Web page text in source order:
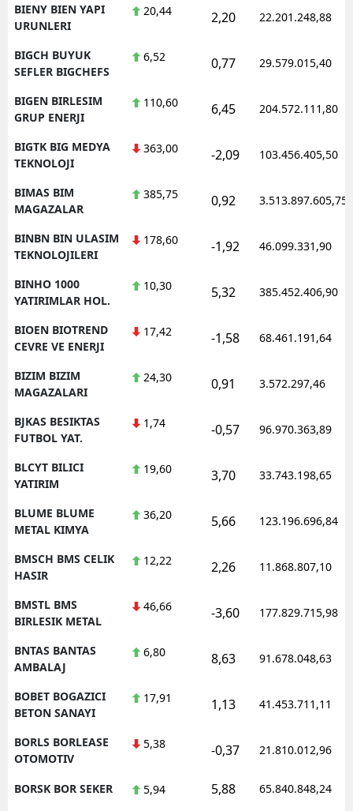
BIENY BIEN YAPI
URUNLERI
20,44 2,20 22.201.248,88
BIGCH BUYUK
SEFLER BIGCHEFS
6,52 0,77 29.579.015,40
BIGEN BIRLESIM
GRUP ENERJI
110,60 6,45 204.572.111,80
BIGTK BIG MEDYA
TEKNOLOJI
363,00 -2,09 103.456.405,50
BIMAS BIM
MAGAZALAR
385,75 0,92 3.513.897.605,75
BINBN BIN ULASIM
TEKNOLOJILERI
178,60 -1,92 46.099.331,90
BINHO 1000
YATIRIMLAR HOL.
10,30 5,32 385.452.406,90
BIOEN BIOTREND
CEVRE VE ENERJI
17,42 -1,58 68.461.191,64
BIZIM BIZIM
MAGAZALARI
24,30 0,91 3.572.297,46
BJKAS BESIKTAS
FUTBOL YAT.
1,74 -0,57 96.970.363,89
BLCYT BILICI
YATIRIM
19,60 3,70 33.743.198,65
BLUME BLUME
METAL KIMYA
36,20 5,66 123.196.696,84
BMSCH BMS CELIK
HASIR
12,22 2,26 11.868.807,10
BMSTL BMS
BIRLESIK METAL
46,66 -3,60 177.829.715,98
BNTAS BANTAS
AMBALAJ
6,80 8,63 91.678.048,63
BOBET BOGAZICI
BETON SANAYI
17,91 1,13 41.453.711,11
BORLS BORLEASE
OTOMOTIV
5,38 -0,37 21.810.012,96
BORSK BOR SEKER 5,94 5,88 65.840.848,24